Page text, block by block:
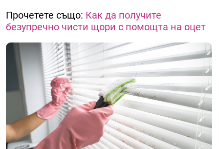
Прочетете също: Как да получите
безупречно чисти щори с помощта на оцет